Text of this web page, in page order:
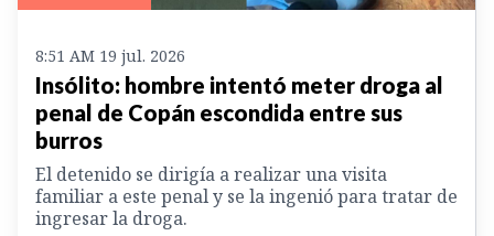
8:51 AM 19 jul. 2026
Insólito: hombre intentó meter droga al
penal de Copán escondida entre sus
burros
El detenido se dirigía a realizar una visita
familiar a este penal y se la ingenió para tratar de
ingresar la droga.